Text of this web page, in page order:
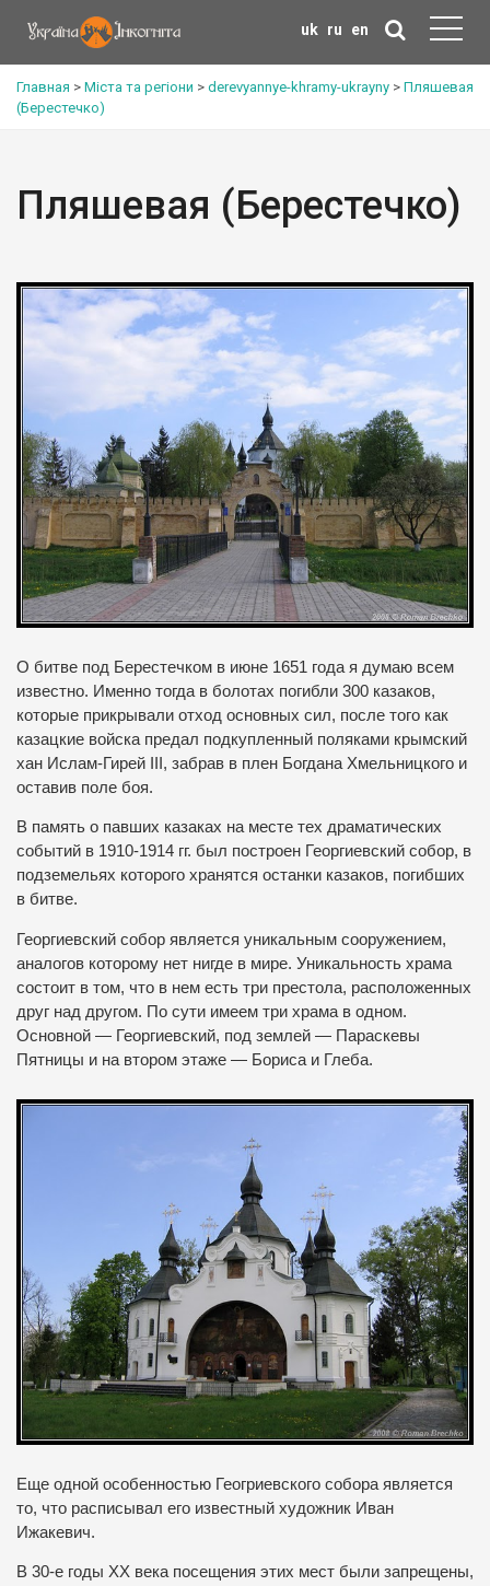
uk ru en
Главная > Міста та регіони > derevyannye-khramy-ukrayny > Пляшевая
(Берестечко)
Пляшевая (Берестечко)
О битве под Берестечком в июне 1651 года я думаю всем
известно. Именно тогда в болотах погибли 300 казаков,
которые прикрывали отход основных сил, после того как
казацкие войска предал подкупленный поляками крымский
хан Ислам-Гирей III, забрав в плен Богдана Хмельницкого и
оставив поле боя.
В память о павших казаках на месте тех драматических
событий в 1910-1914 гг. был построен Георгиевский собор, в
подземельях которого хранятся останки казаков, погибших
в битве.
Георгиевский собор является уникальным сооружением,
аналогов которому нет нигде в мире. Уникальность храма
состоит в том, что в нем есть три престола, расположенных
друг над другом. По сути имеем три храма в одном.
Основной — Георгиевский, под землей — Параскевы
Пятницы и на втором этаже — Бориса и Глеба.
Еще одной особенностью Геогриевского собора является
то, что расписывал его известный художник Иван
Ижакевич.
В 30-е годы ХХ века посещения этих мест были запрещены,